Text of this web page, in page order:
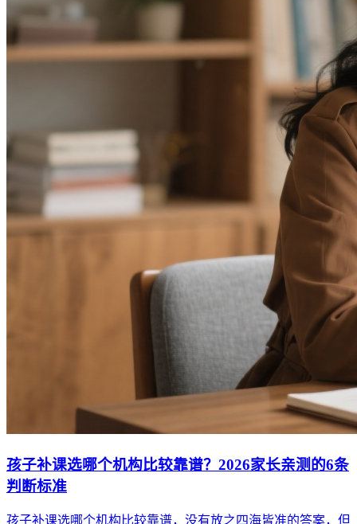
孩子补课选哪个机构比较靠谱？2026家长亲测的6条
判断标准
孩子补课选哪个机构比较靠谱，没有放之四海皆准的答案，但